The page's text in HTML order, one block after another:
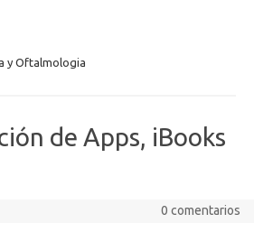
y Oftalmologia
de Apps, iBooks
0 comentarios